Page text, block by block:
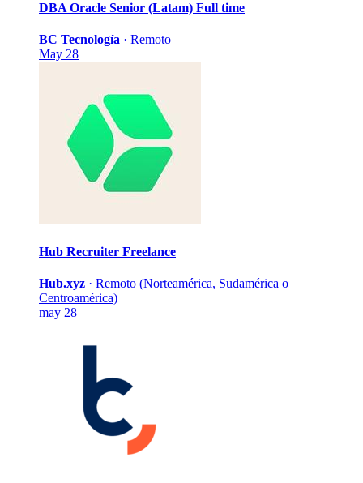
DBA Oracle Senior (Latam) Full time
BC Tecnología · Remoto
May 28
Hub Recruiter Freelance
Hub.xyz · Remoto (Norteamérica, Sudamérica o
Centroamérica)
may 28